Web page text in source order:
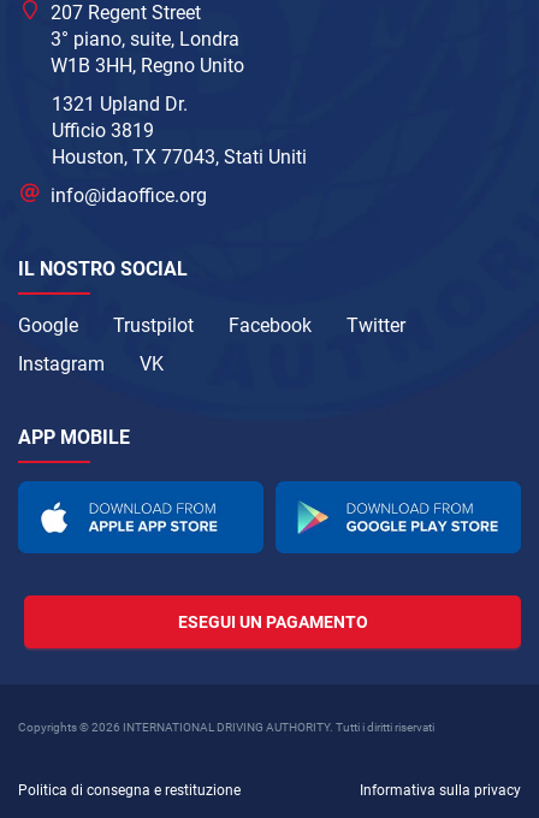
207 Regent Street
3° piano, suite, Londra
W1B 3HH, Regno Unito
1321 Upland Dr.
Ufficio 3819
Houston, TX 77043, Stati Uniti
info@idaoffice.org
IL NOSTRO SOCIAL
Google Trustpilot Facebook
Twitter
Instagram
VK
APP MOBILE
ESEGUI UN PAGAMENTO
Copyrights © 2026 INTERNATIONAL DRIVING AUTHORITY. Tutti i diritti riservati
Politica di consegna e restituzione Informativa sulla privacy